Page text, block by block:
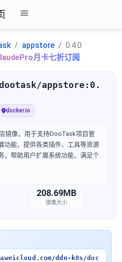
appstore
0.4.0
月卡七折订阅
appstore:0.
docker.io
镜像，用于支持DooTask项目管
功能，提供各类插件、工具等资源
，帮助用户扩展系统功能，满足个
208.69MB
镜像大小
ddn-k8s/doc